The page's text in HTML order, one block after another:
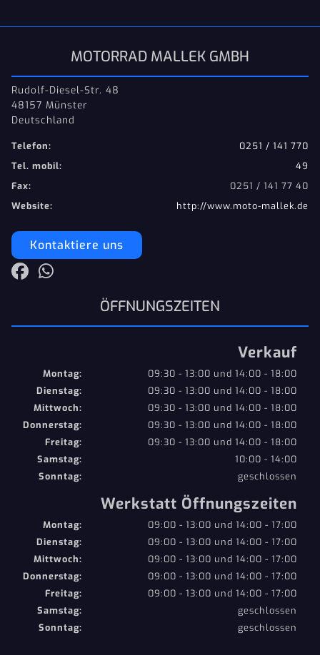
MOTORRAD MALLEK GMBH
Rudolf-Diesel-Str. 48
48157 Münster
Deutschland
Telefon:
0251 / 141 770
Tel. mobil:
49
Fax:
0251 / 141 77 40
Website:
http://www.moto-mallek.de
Kontaktiere uns
ÖFFNUNGSZEITEN
Verkauf
Montag:
09:30 - 13:00 und 14:00 - 18:00
Dienstag:
09:30 - 13:00 und 14:00 - 18:00
Mittwoch:
09:30 - 13:00 und 14:00 - 18:00
Donnerstag:
09:30 - 13:00 und 14:00 - 18:00
Freitag:
09:30 - 13:00 und 14:00 - 18:00
Samstag:
10:00 - 14:00
Sonntag:
geschlossen
Werkstatt Öffnungszeiten
Montag:
09:00 - 13:00 und 14:00 - 17:00
Dienstag:
09:00 - 13:00 und 14:00 - 17:00
Mittwoch:
09:00 - 13:00 und 14:00 - 17:00
Donnerstag:
09:00 - 13:00 und 14:00 - 17:00
Freitag:
09:00 - 13:00 und 14:00 - 17:00
Samstag:
geschlossen
Sonntag:
geschlossen